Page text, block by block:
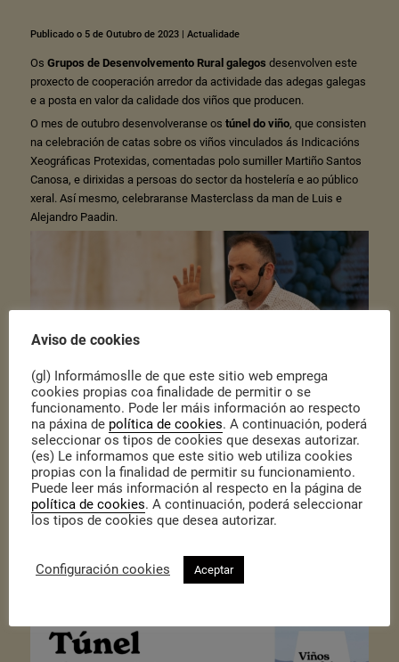
Publicado o 5 de Outubro de 2023| Actualidade
Os Grupos de Desenvolvemento Rural galegos desenvolven este
proxecto de cooperación arredor da actividade das adegas galegas
e a posta en valor da calidade dos viños que producen.
O mes de outubro desenvolveranse os túnel do viño, que consisten
na celebración de catas sobre os viños vinculados ás Indicacións
Xeográficas Protexidas, comentadas polo sumiller Martiño Santos
Canosa, e dirixidas a persoas do sector da hostelería e ao público
xeral. Así mesmo, celebraranse Masterclass da man de Luis e
Alejandro Paadin.
Anota as datas!
Martes 10 de Outubro – Edificio da Deputación Provincial de Lugo
(Lugo)
Luns 23 de Outubro – Espacio Muta (Vigo)
Luns 30 de Outubro – Aula de cata Paadín (A Coruña)
Aviso de cookies
(gl) Informámoslle de que este sitio web emprega
cookies propias coa finalidade de permitir o se
funcionamento. Pode ler máis información ao respecto
na páxina de política de cookies. A continuación, poderá
seleccionar os tipos de cookies que desexas autorizar.
(es) Le informamos que este sitio web utiliza cookies
propias con la finalidad de permitir su funcionamiento.
Puede leer más información al respecto en la página de
política de cookies. A continuación, poderá seleccionar
los tipos de cookies que desea autorizar.
Configuración cookies Aceptar